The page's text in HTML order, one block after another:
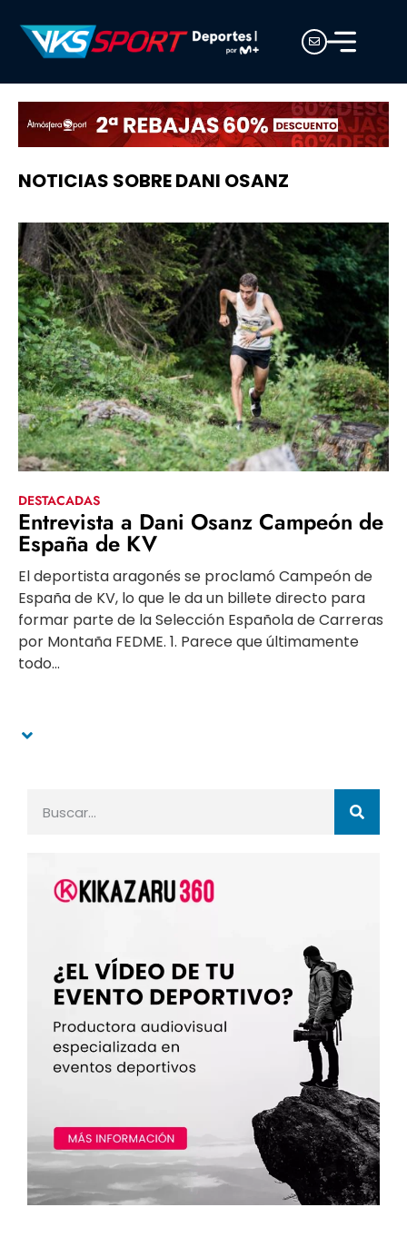
NOTICIAS SOBRE DANI OSANZ
DESTACADAS
Entrevista a Dani Osanz Campeón de
España de KV
El deportista aragonés se proclamó Campeón de
España de KV, lo que le da un billete directo para
formar parte de la Selección Española de Carreras
por Montaña FEDME. 1. Parece que últimamente
todo...